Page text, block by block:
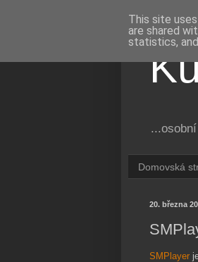
Domovská
20. března
SMPlayer
This site
are shared
statistics,